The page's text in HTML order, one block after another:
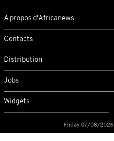
A propos d'Africanews
Contacts
Distribution
Jobs
Widgets
Friday 07/08/2026